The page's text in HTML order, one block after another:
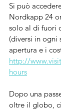
Si può
Nordkapp 24
solo al di fuori
(diversi in ogni
apertura e i
http://
hours
Dopo una
oltre il globo,